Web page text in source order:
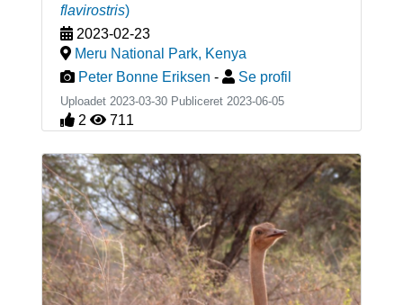
flavirostris)
2023-02-23
Meru National Park, Kenya
Peter Bonne Eriksen - Se profil
Uploadet 2023-03-30 Publiceret 2023-06-05
2 711